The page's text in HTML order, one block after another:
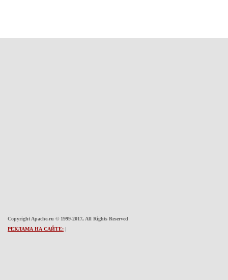
Copyright Apache.ru © 1999-2017, All Rights Reserved
РЕКЛАМА НА САЙТЕ: |